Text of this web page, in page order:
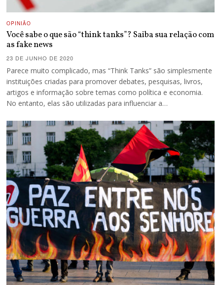
OPINIÃO
Você sabe o que são “think tanks”? Saiba sua relação com
as fake news
23 DE JUNHO DE 2020
Parece muito complicado, mas “Think Tanks” são simplesmente
instituições criadas para promover debates, pesquisas, livros,
artigos e informação sobre temas como política e economia.
No entanto, elas são utilizadas para influenciar a…